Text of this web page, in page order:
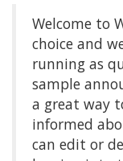
Welcome to
choice and
running as
sample
a great way
informed
can edit or